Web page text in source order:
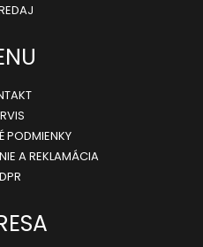
PODMIENKY
A REKLAMÁCIA